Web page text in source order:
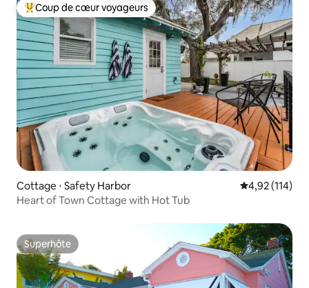
Coups de cœur voyageurs les plus appréciés
Coup de cœur voyageurs
Cottage ⋅ Safety Harbor Évaluation
4,92 (114)
Heart of Town Cottage with Hot Tub
Superhôte
Superhôte